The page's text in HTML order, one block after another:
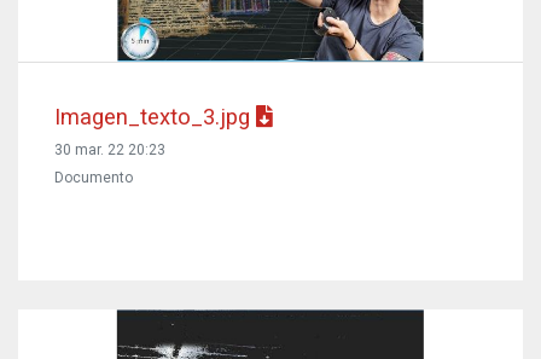
Imagen_texto_3.jpg
30 mar. 22 20:23
Documento